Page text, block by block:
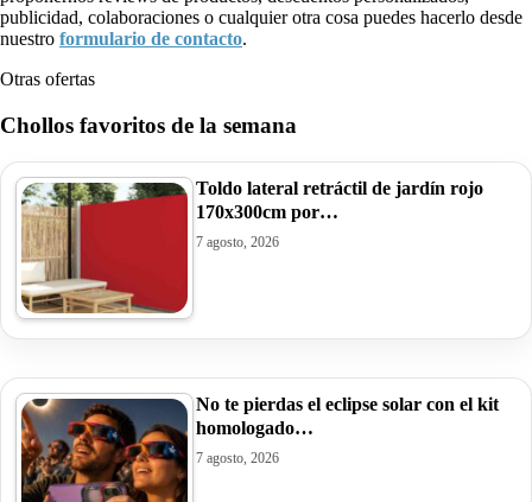
publicidad, colaboraciones o cualquier otra cosa puedes hacerlo desde
nuestro formulario de contacto.
Otras ofertas
Chollos favoritos de la semana
Toldo lateral retráctil de jardín rojo
170x300cm por…
7 agosto, 2026
No te pierdas el eclipse solar con el kit
homologado…
7 agosto, 2026